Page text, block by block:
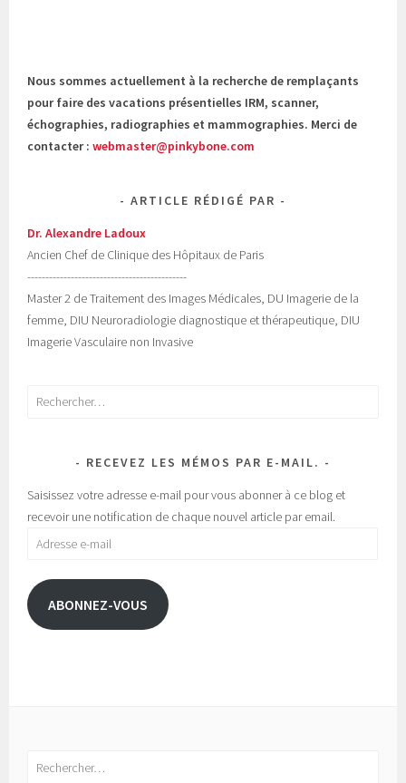
Nous sommes actuellement à la recherche de remplaçants
pour faire des vacations présentielles IRM, scanner,
échographies, radiographies et mammographies. Merci de
contacter :webmaster@pinkybone.com
ARTICLE RÉDIGÉ PAR
Dr. Alexandre Ladoux
Ancien Chef de Clinique des Hôpitaux de Paris
--------------------------------------------
Master 2 de Traitement des Images Médicales, DU Imagerie de la
femme, DIU Neuroradiologie diagnostique et thérapeutique, DIU
Imagerie Vasculaire non Invasive
Rechercher :
RECEVEZ LES MÉMOS PAR E-MAIL.
Saisissez votre adresse e-mail pour vous abonner à ce blog et
recevoir une notification de chaque nouvel article par email.
Adresse
mail
ABONNEZ-VOUS
Rechercher :